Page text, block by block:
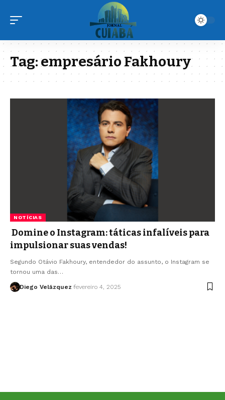
Tag:empresário Fakhoury
NOTÍCIAS
Domine o Instagram: táticas infalíveis para
impulsionar suas vendas!
Segundo Otávio Fakhoury, entendedor do assunto, o Instagram se
tornou uma das…
Diego Velázquez fevereiro 4, 2025